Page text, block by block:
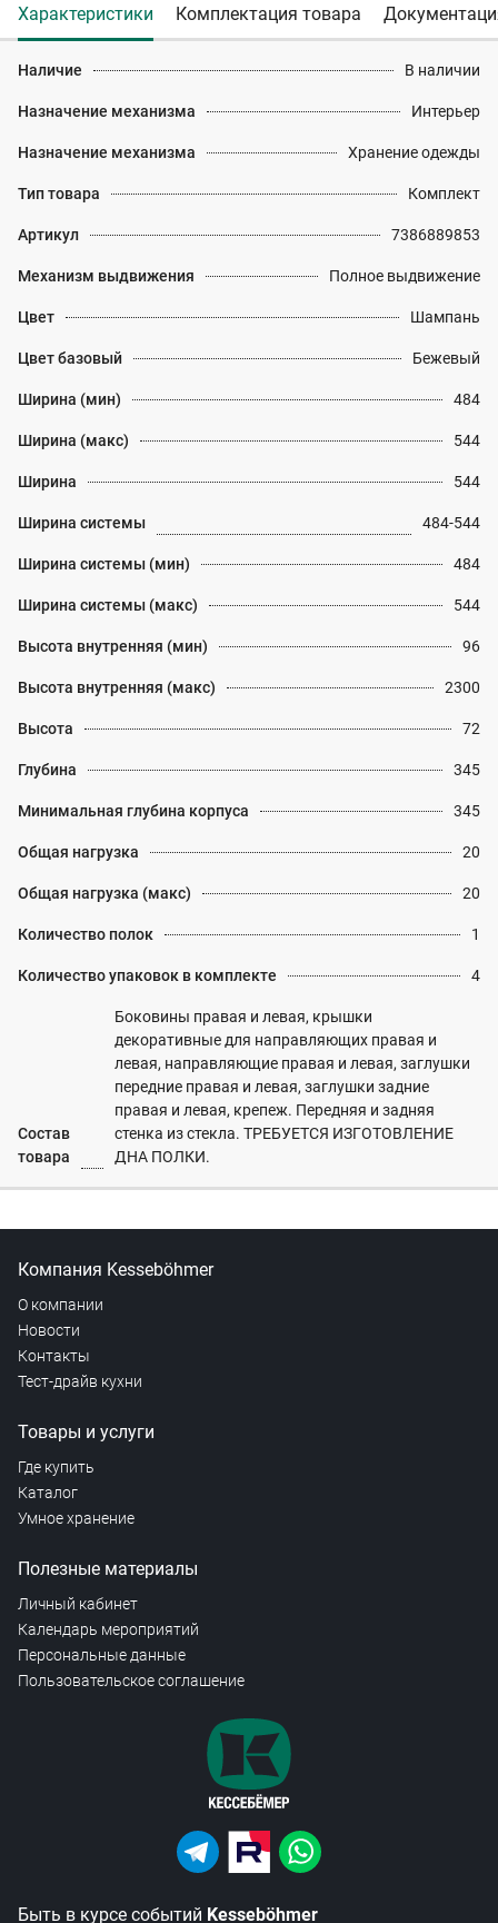
Характеристики Комплектация товара
Наличие В наличии
Назначение механизма Интерьер
Назначение механизма Хранение одежды
Тип товара Комплект
Артикул 7386889853
Механизм выдвижения Полное выдвижение
Цвет Шампань
Цвет базовый Бежевый
Ширина (мин) 484
Ширина (макс) 544
Ширина 544
Ширина системы 484-544
Ширина системы (мин) 484
Ширина системы (макс) 544
Высота внутренняя (мин) 96
Высота внутренняя (макс) 2300
Высота 72
Глубина 345
Минимальная глубина корпуса 345
Общая нагрузка 20
Общая нагрузка (макс) 20
Количество полок 1
Количество упаковок в комплекте 4
Состав
товара
Боковины правая и левая, крышки
декоративные для направляющих правая и
левая, направляющие правая и левая, заглушки
передние правая и левая, заглушки задние
правая и левая, крепеж. Передняя и задняя
стенка из стекла. ТРЕБУЕТСЯ ИЗГОТОВЛЕНИЕ
ДНА ПОЛКИ.
Компания Kesseböhmer
О компании
Новости
Контакты
Тест-драйв кухни
Товары и услуги
Где купить
Каталог
Умное хранение
Полезные материалы
Личный кабинет
Календарь мероприятий
Персональные данные
Пользовательское соглашение
Быть в курсе событий Kesseböhmer